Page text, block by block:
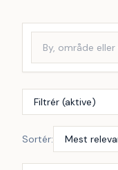
Filtrér (aktive)
Sortér: